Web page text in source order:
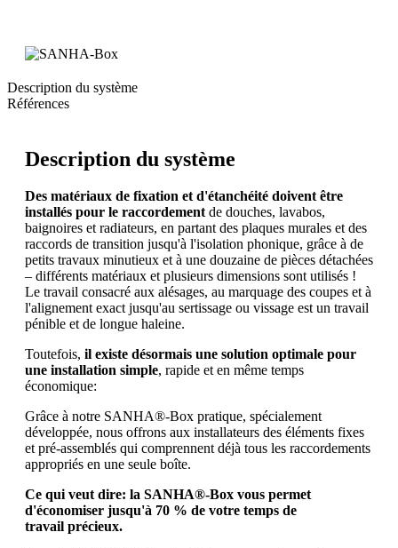
Description du système
Références
Description du système
Des matériaux de fixation et d'étanchéité doivent être
installés pour le raccordementde douches, lavabos,
baignoires et radiateurs, en partant des plaques murales et des
raccords de transition jusqu'à l'isolation phonique, grâce à de
petits travaux minutieux et à une douzaine de pièces détachées
– différents matériaux et plusieurs dimensions sont utilisés !
Le travail consacré aux alésages, au marquage des coupes et à
l'alignement exact jusqu'au sertissage ou vissage est un travail
pénible et de longue haleine.
Toutefois, il existe désormais une solution optimale pour
une installation simple, rapide et en même temps
économique:
Grâce à notre SANHA®-Box pratique, spécialement
développée, nous offrons aux installateurs des éléments fixes
et pré-assemblés qui comprennent déjà tous les raccordements
appropriés en une seule boîte.
Ce qui veut dire: la SANHA®-Box vous permet
d'économiser jusqu'à 70 % de votre temps de
travail précieux.